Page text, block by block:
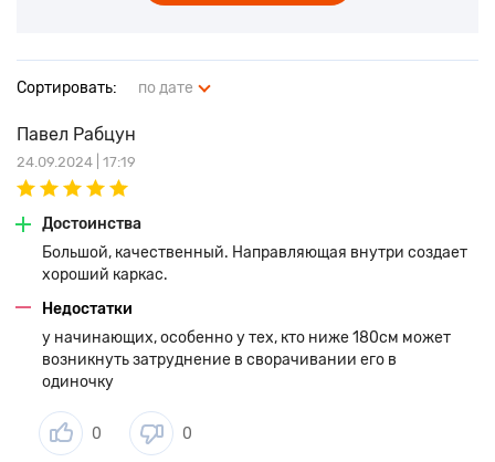
Сортировать: по дате
Павел Рабцун
24.09.2024 | 17:19
Достоинства
Большой, качественный. Направляющая внутри создает
хороший каркас.
Недостатки
у начинающих, особенно у тех, кто ниже 180см может
возникнуть затруднение в сворачивании его в
одиночку
0 0